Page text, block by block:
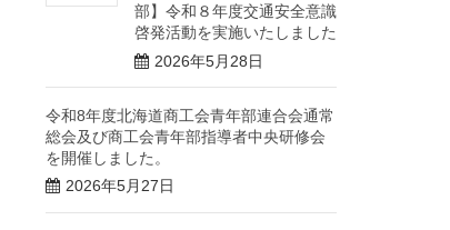
部】令和８年度交通安全意識
啓発活動を実施いたしました
2026年5月28日
令和8年度北海道商工会青年部連合会通常
総会及び商工会青年部指導者中央研修会
を開催しました。
2026年5月27日